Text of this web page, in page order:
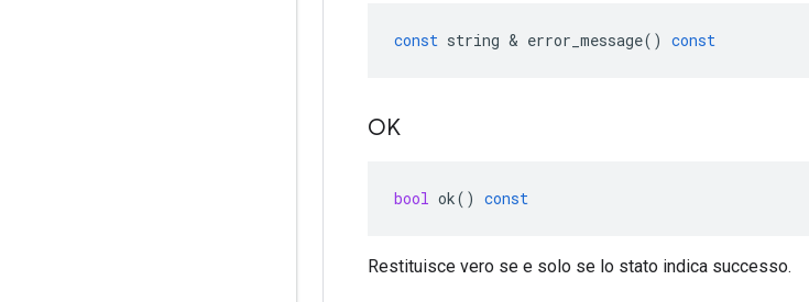
const string & error_message() const
OK
bool ok() const
Restituisce vero se e solo se lo stato indica successo.